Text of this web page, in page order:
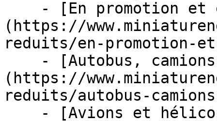
(https://
reduits/en-promotion-
(https://
reduits/autobus-